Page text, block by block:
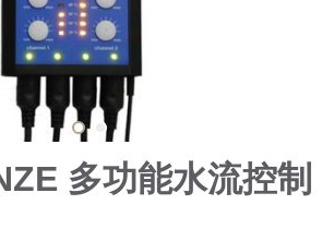
多功能水流控制